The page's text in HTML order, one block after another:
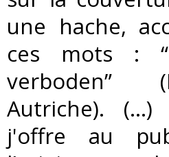
une hache,
ces mots :
verboden”
Autriche).
j'offre au